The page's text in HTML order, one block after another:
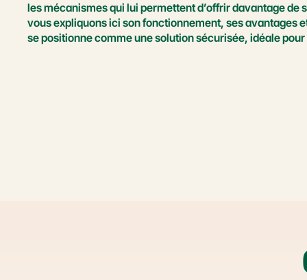
les mécanismes qui lui permettent d’offrir davantage de
vous expliquons ici son fonctionnement, ses avantages
se positionne comme une solution sécurisée, idéale